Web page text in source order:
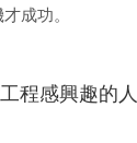
成功。
程感興趣的